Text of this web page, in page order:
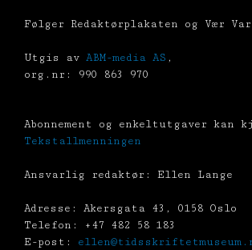
Følger Redaktørplakaten og Vær
Utgis av ABM-media AS ,
org.nr: 990 863 970
Abonnement og enkeltutgaver kan
Tekstallmenningen
Ansvarlig redaktør: Ellen Lange
Adresse: Akersgata 43, 0158 Oslo
Telefon: +47 482 58 183
E-post: